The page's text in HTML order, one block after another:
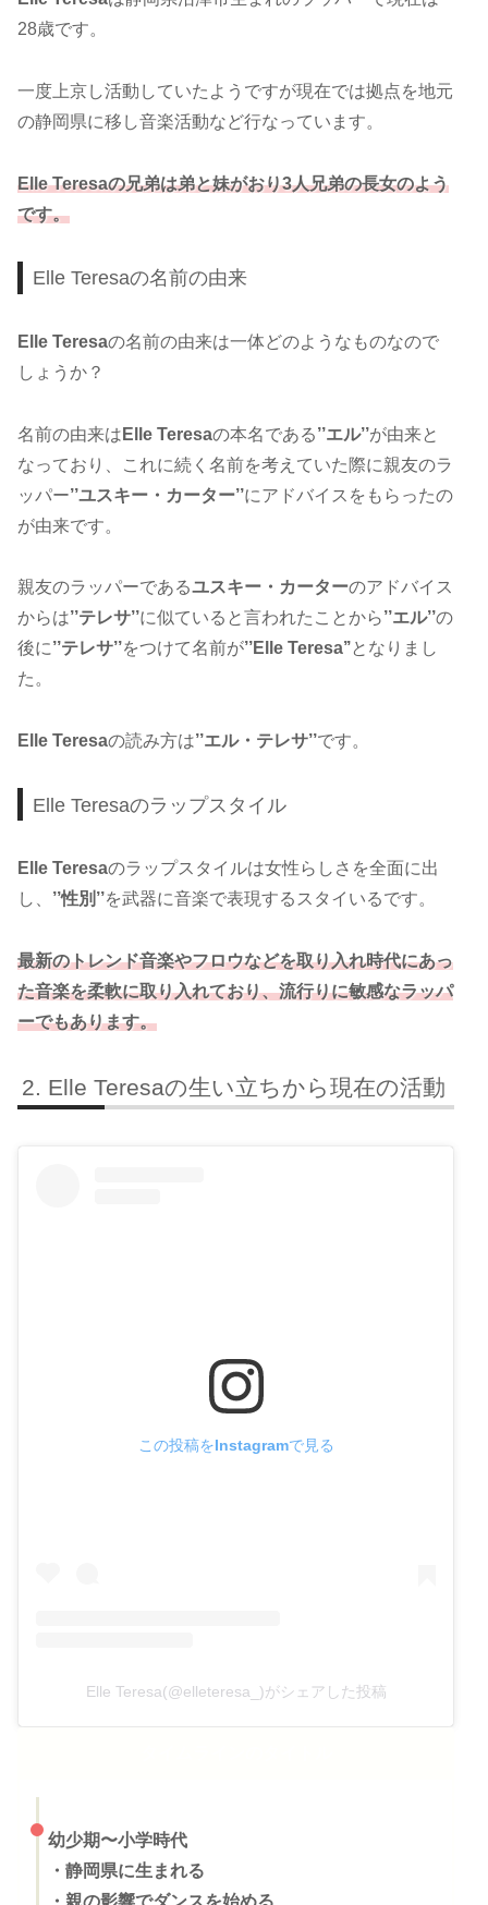
28歳です。
一度上京し活動していたようですが現在では拠点を地元
の静岡県に移し音楽活動など行なっています。
Elle Teresaの兄弟は弟と妹がおり3人兄弟の長女のよう
です。
Elle Teresaの名前の由来
Elle Teresaの名前の由来は一体どのようなものなので
しょうか？
名前の由来は Elle Teresaの本名である’’エル’’が由来と
なっており、これに続く名前を考えていた際に親友のラ
ッパー’’ユスキー・カーター’’にアドバイスをもらったの
が由来です。
親友のラッパーであるユスキー・カーターのアドバイス
からは’’テレサ’’に似ていると言われたことから’’エル’’の
後に’’テレサ’’をつけて名前が’’Elle Teresa’’となりまし
た。
Elle Teresaの読み方は’’エル・テレサ’’です。
Elle Teresaのラップスタイル
Elle Teresaのラップスタイルは女性らしさを全面に出
し、 ’’性別’’を武器に音楽で表現するスタイいるです。
最新のトレンド音楽やフロウなどを取り入れ時代にあっ
た音楽を柔軟に取り入れており、流行りに敏感なラッパ
ーでもあります。
Elle Teresaの生い立ちから現在の活動
この投稿をInstagramで見る
Elle Teresa(@elleteresa_)がシェアした投稿
幼少期〜小学時代
・ 静岡県に生まれる